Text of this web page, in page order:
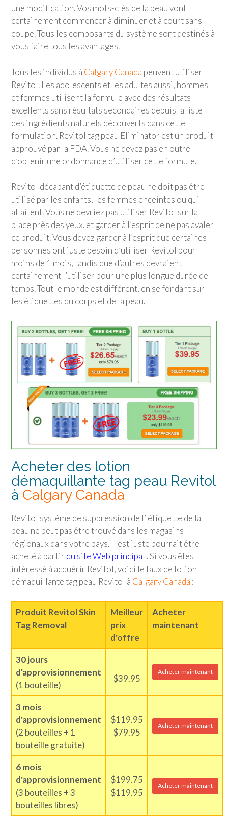
une modification. Vos mots-clés de la peau vont
certainement commencer à diminuer et à court sans
coupe. Tous les composants du système sont destinés à
vous faire tous les avantages.
Tous les individus à Calgary Canada peuvent utiliser
Revitol. Les adolescents et les adultes aussi, hommes
et femmes utilisent la formule avec des résultats
excellents sans résultats secondaires depuis la liste
des ingrédients naturels découverts dans cette
formulation. Revitol tag peau Eliminator est un produit
approuvé par la FDA. Vous ne devez pas en outre
d’obtenir une ordonnance d’utiliser cette formule.
Revitol décapant d’étiquette de peau ne doit pas être
utilisé par les enfants, les femmes enceintes ou qui
allaitent. Vous ne devriez pas utiliser Revitol sur la
place près des yeux. et garder à l’esprit de ne pas avaler
ce produit. Vous devez garder à l’esprit que certaines
personnes ont juste besoin d’utiliser Revitol pour
moins de 1 mois, tandis que d’autres devraient
certainement l’utiliser pour une plus longue durée de
temps. Tout le monde est différent, en se fondant sur
les étiquettes du corps et de la peau.
Acheter des lotion
démaquillante tag peau Revitol
à Calgary Canada
Revitol système de suppression de l’ étiquette de la
peau ne peut pas être trouvé dans les magasins
régionaux dans votre pays. Il est juste pourrait être
acheté à partir du site Web principal . Si vous êtes
intéressé à acquérir Revitol, voici le taux de lotion
démaquillante tag peau Revitol à Calgary Canada :
Produit Revitol Skin
Tag Removal
Meilleur
prix
d'offre
Acheter
maintenant
30 jours
d'approvisionnement
(1 bouteille)
$39.95
Acheter maintenant
3 mois
d'approvisionnement
(2 bouteilles + 1
bouteille gratuite)
$119.95
$79.95
Acheter maintenant
6 mois
d'approvisionnement
(3 bouteilles + 3
bouteilles libres)
$199.75
$119.95
Acheter maintenant